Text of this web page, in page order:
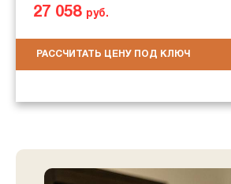
27 058 руб.
РАССЧИТАТЬ ЦЕНУ ПОД КЛЮЧ